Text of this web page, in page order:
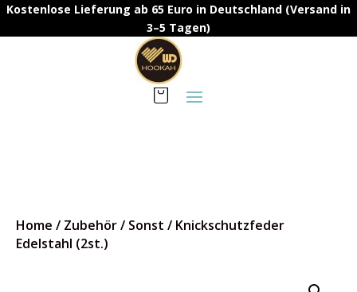
Kostenlose Lieferung ab 65 Euro in Deutschland (Versand in
3–5 Tagen)
Home / Zubehör/ Sonst / Knickschutzfeder
Edelstahl (2st.)